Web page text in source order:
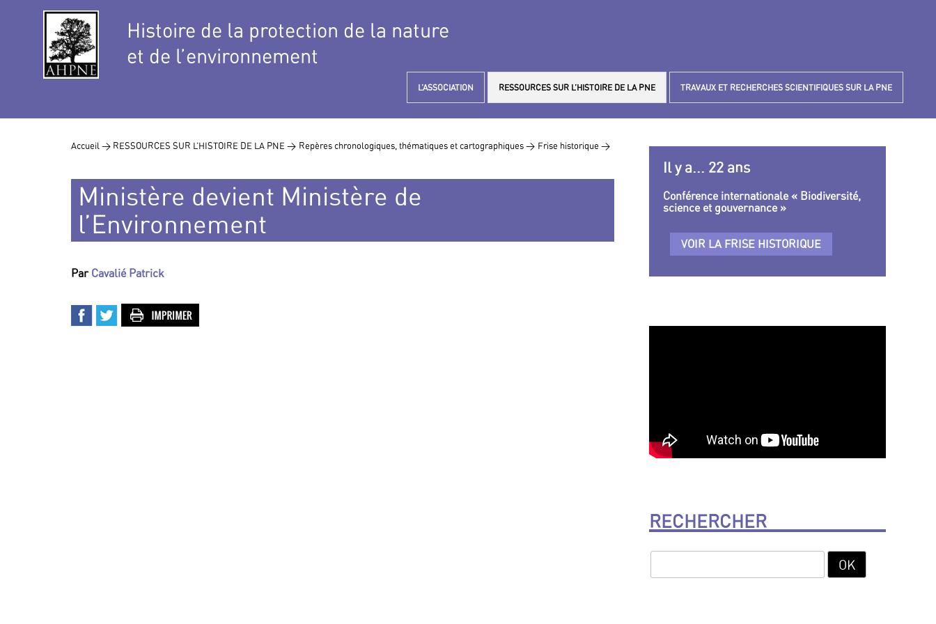
Histoire de la protection de la nature
et de l’environnement
L’ASSOCIATION RESSOURCES SUR L’HISTOIRE DE LA PNE TRAVAUX ET RECHERCHES SCIENTIFIQUES SUR LA PNE
Accueil > RESSOURCES SUR L’HISTOIRE DE LA PNE > Repères chronologiques, thématiques et cartographiques > Frise historique >
Ministère devient Ministère de
l’Environnement
Par Cavalié Patrick
Il y a... 22 ans
Conférence internationale « Biodiversité,
science et gouvernance »
VOIR LA FRISE HISTORIQUE
RECHERCHER